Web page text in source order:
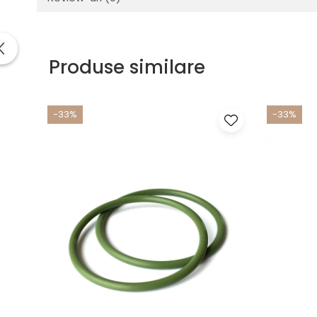
Produse similare
-33% -33%